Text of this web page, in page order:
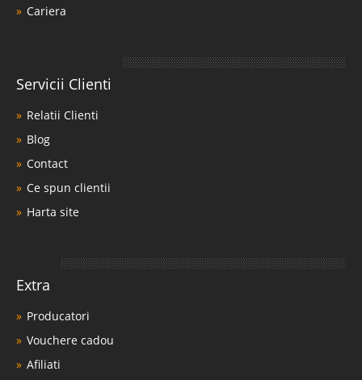
Cariera
Servicii Clienti
Relatii Clienti
Blog
Contact
Ce spun clientii
Harta site
Extra
Producatori
Vouchere cadou
Afiliati